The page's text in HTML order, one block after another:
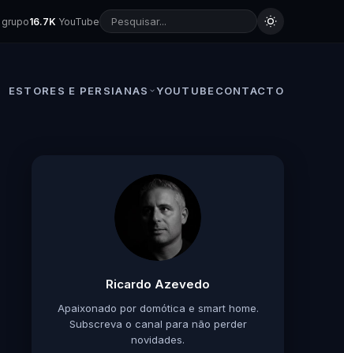
grupo16.7K YouTube
ESTORES E PERSIANAS YOUTUBE CONTACTO
Ricardo Azevedo
Apaixonado por domótica e smart home.
Subscreva o canal para não perder
novidades.